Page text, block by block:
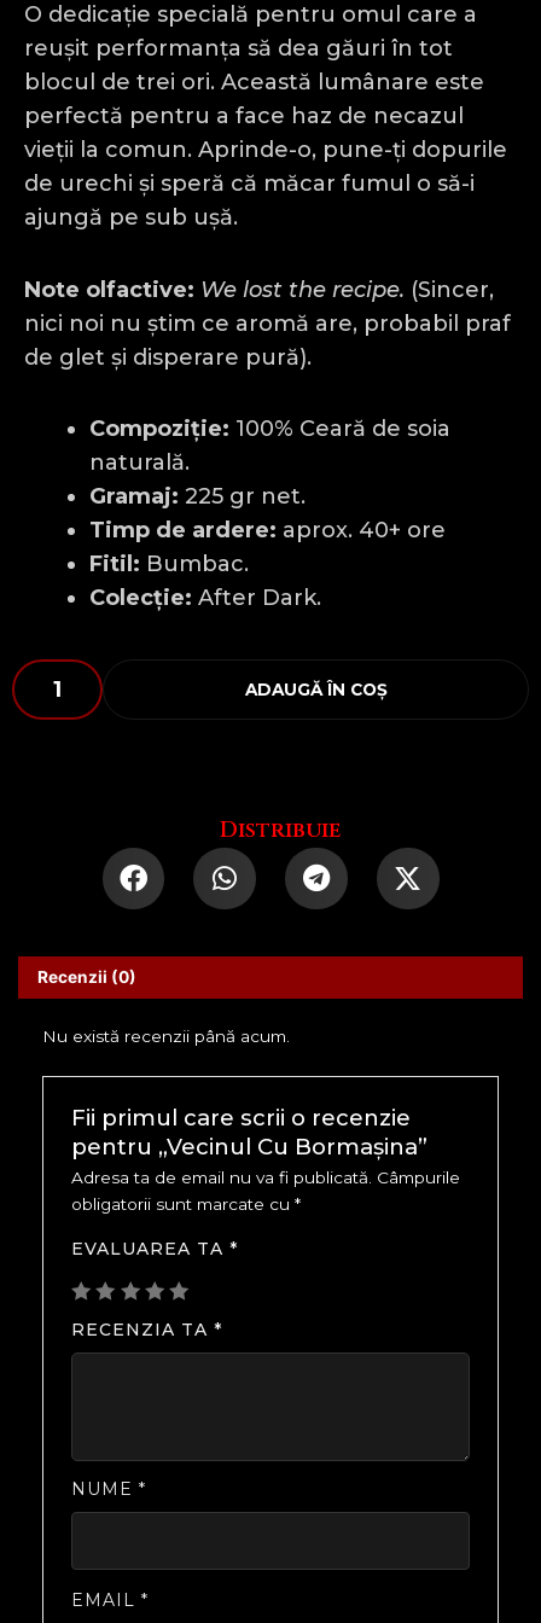
O dedicație specială pentru omul care a
reușit performanța să dea găuri în tot
blocul de trei ori. Această lumânare este
perfectă pentru a face haz de necazul
vieții la comun. Aprinde-o, pune-ți dopurile
de urechi și speră că măcar fumul o să-i
ajungă pe sub ușă.
Note olfactive: We lost the recipe. (Sincer,
nici noi nu știm ce aromă are, probabil praf
de glet și disperare pură).
Compoziție: 100% Ceară de soia
naturală.
Gramaj: 225 gr net.
Timp de ardere: aprox. 40+ ore
Fitil: Bumbac.
Colecție: After Dark.
Cantitate
Vecinul
Cu
ADAUGĂ ÎN COȘ
Distribuie
Recenzii (0)
Nu există recenzii până acum.
Fii primul care scrii o recenzie
pentru „Vecinul Cu Bormașina”
Adresa ta de email nu va fi publicată. Câmpurile
obligatorii sunt marcate cu *
EVALUAREA TA *
RECENZIA TA *
NUME *
EMAIL *